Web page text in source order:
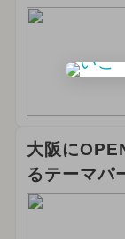
大阪に
るテーマパ